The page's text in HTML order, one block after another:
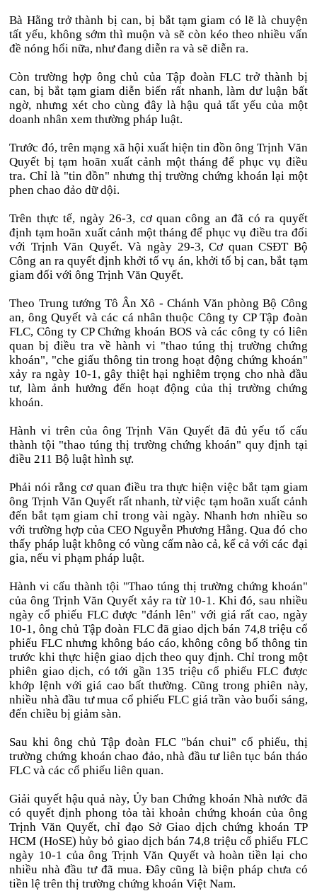
Bà Hằng trở thành bị can, bị bắt tạm giam có lẽ là chuyện
tất yếu, không sớm thì muộn và sẽ còn kéo theo nhiều vấn
đề nóng hổi nữa, như đang diễn ra và sẽ diễn ra.
Còn trường hợp ông chủ của Tập đoàn FLC trở thành bị
can, bị bắt tạm giam diễn biến rất nhanh, làm dư luận bất
ngờ, nhưng xét cho cùng đây là hậu quả tất yếu của một
doanh nhân xem thường pháp luật.
Trước đó, trên mạng xã hội xuất hiện tin đồn ông Trịnh Văn
Quyết bị tạm hoãn xuất cảnh một tháng để phục vụ điều
tra. Chỉ là "tin đồn" nhưng thị trường chứng khoán lại một
phen chao đảo dữ dội.
Trên thực tế, ngày 26-3, cơ quan công an đã có ra quyết
định tạm hoãn xuất cảnh một tháng để phục vụ điều tra đối
với Trịnh Văn Quyết. Và ngày 29-3, Cơ quan CSĐT Bộ
Công an ra quyết định khởi tố vụ án, khởi tố bị can, bắt tạm
giam đối với ông Trịnh Văn Quyết.
Theo Trung tướng Tô Ân Xô - Chánh Văn phòng Bộ Công
an, ông Quyết và các cá nhân thuộc Công ty CP Tập đoàn
FLC, Công ty CP Chứng khoán BOS và các công ty có liên
quan bị điều tra về hành vi "thao túng thị trường chứng
khoán", "che giấu thông tin trong hoạt động chứng khoán"
xảy ra ngày 10-1, gây thiệt hại nghiêm trọng cho nhà đầu
tư, làm ảnh hưởng đến hoạt động của thị trường chứng
khoán.
Hành vi trên của ông Trịnh Văn Quyết đã đủ yếu tố cấu
thành tội "thao túng thị trường chứng khoán" quy định tại
điều 211 Bộ luật hình sự.
Phải nói rằng cơ quan điều tra thực hiện việc bắt tạm giam
ông Trịnh Văn Quyết rất nhanh, từ việc tạm hoãn xuất cảnh
đến bắt tạm giam chỉ trong vài ngày. Nhanh hơn nhiều so
với trường hợp của CEO Nguyễn Phương Hằng. Qua đó cho
thấy pháp luật không có vùng cấm nào cả, kể cả với các đại
gia, nếu vi phạm pháp luật.
Hành vi cấu thành tội "Thao túng thị trường chứng khoán"
của ông Trịnh Văn Quyết xảy ra từ 10-1. Khi đó, sau nhiều
ngày cổ phiếu FLC được "đánh lên" với giá rất cao, ngày
10-1, ông chủ Tập đoàn FLC đã giao dịch bán 74,8 triệu cổ
phiếu FLC nhưng không báo cáo, không công bố thông tin
trước khi thực hiện giao dịch theo quy định. Chỉ trong một
phiên giao dịch, có tới gần 135 triệu cổ phiếu FLC được
khớp lệnh với giá cao bất thường. Cũng trong phiên này,
nhiều nhà đầu tư mua cổ phiếu FLC giá trần vào buổi sáng,
đến chiều bị giảm sàn.
Sau khi ông chủ Tập đoàn FLC "bán chui" cổ phiếu, thị
trường chứng khoán chao đảo, nhà đầu tư liên tục bán tháo
FLC và các cổ phiếu liên quan.
Giải quyết hậu quả này, Ủy ban Chứng khoán Nhà nước đã
có quyết định phong tỏa tài khoản chứng khoán của ông
Trịnh Văn Quyết, chỉ đạo Sở Giao dịch chứng khoán TP
HCM (HoSE) hủy bỏ giao dịch bán 74,8 triệu cổ phiếu FLC
ngày 10-1 của ông Trịnh Văn Quyết và hoàn tiền lại cho
nhiều nhà đầu tư đã mua. Đây cũng là biện pháp chưa có
tiền lệ trên thị trường chứng khoán Việt Nam.